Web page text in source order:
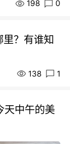
198 0
？有谁知
138 1
天中午的美